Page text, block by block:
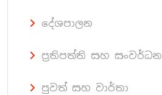
දේශපාලන
ප්‍රතිපත්ති සහ සංවර්ධන
පුවත් සහ වාර්තා